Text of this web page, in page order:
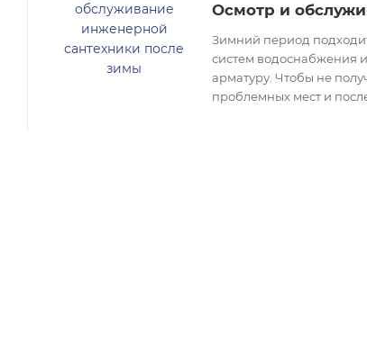
Осмотр и
Зимний период
систем водоснабжения
арматуру. Чтобы не
проблемных мест и